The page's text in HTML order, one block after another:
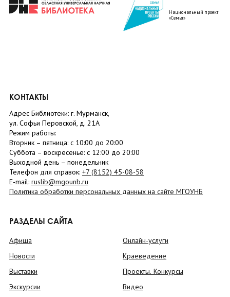
Национальный проект
«Семья»
КОНТАКТЫ
Адрес Библиотеки: г. Мурманск,
ул. Софьи Перовской, д. 21А
Режим работы:
Вторник – пятница: с 10:00 до 20:00
Суббота – воскресенье: c 12:00 до 20:00
Выходной день – понедельник
Телефон для справок: +7 (8152) 45-08-58
E-mail: ruslib@mgounb.ru
Политика обработки персональных данных на сайте МГОУНБ
РАЗДЕЛЫ САЙТА
Афиша
Новости
Выставки
Экскурсии
Онлайн-услуги
Краеведение
Проекты. Конкурсы
Видео